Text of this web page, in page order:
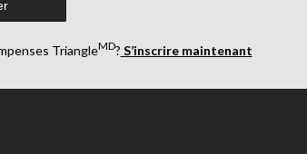
TriangleMD? S’inscrire maintenant